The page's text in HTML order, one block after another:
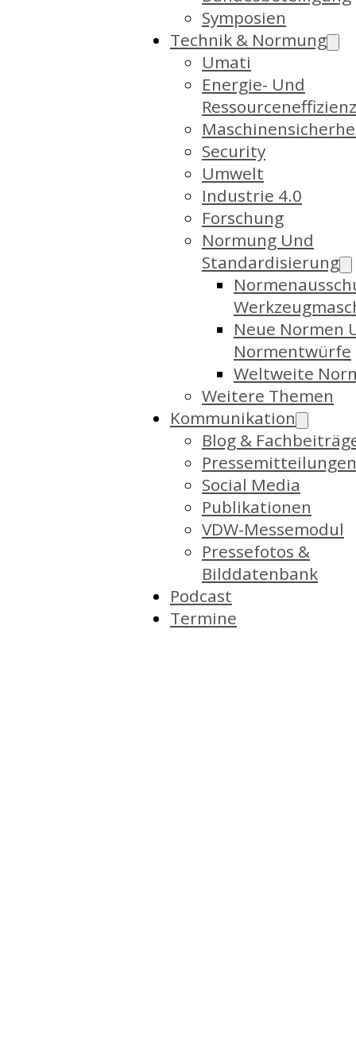
Symposien
Technik & Normung
Umati
Energie- Und
Ressourceneffizienz
Security
Umwelt
Industrie 4.0
Forschung
Normung Und
Standardisierung
Neue Normen
Normentwürfe
Weltweite
Weitere Themen
Kommunikation
Blog &
Pressemitteilungen
Social Media
Publikationen
VDW-Messemodul
Pressefotos &
Bilddatenbank
Podcast
Termine